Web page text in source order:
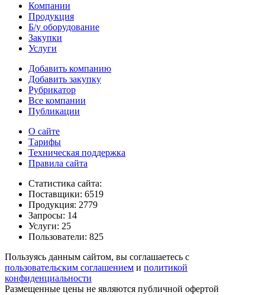
Компании
Продукция
Б/у оборудование
Закупки
Услуги
Добавить компанию
Добавить закупку
Рубрикатор
Все компании
Публикации
О сайте
Тарифы
Техническая поддержка
Правила сайта
Статистика сайта:
Поставщики: 6519
Продукция: 2779
Запросы: 14
Услуги: 25
Пользователи: 825
Пользуясь данным сайтом, вы соглашаетесь с
пользовательским соглашением и политикой
конфиденциальности
Размещенные цены не являются публичной офертой